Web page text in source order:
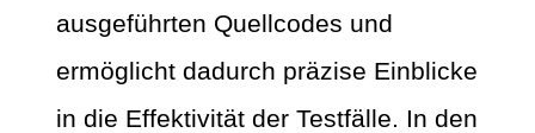
ausgeführten Quellcodes und
ermöglicht dadurch präzise Einblicke
in die Effektivität der Testfälle. In den